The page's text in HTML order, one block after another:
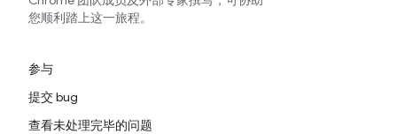
您顺利踏上这一旅程。
参与
提交 bug
查看未处理完毕的问题